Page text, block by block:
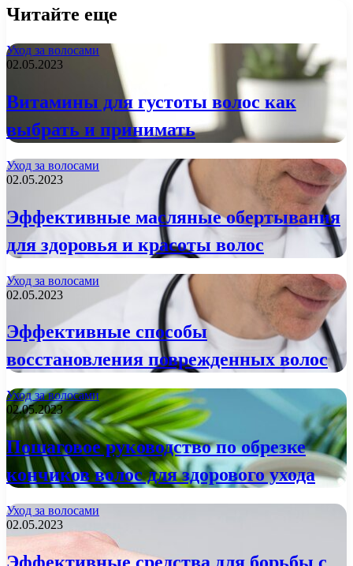
Читайте еще
Уход за волосами
02.05.2023
Витамины для густоты волос как
выбрать и принимать
Уход за волосами
02.05.2023
Эффективные масляные обертывания
для здоровья и красоты волос
Уход за волосами
02.05.2023
Эффективные способы
восстановления поврежденных волос
Уход за волосами
02.05.2023
Пошаговое руководство по обрезке
кончиков волос для здорового ухода
Уход за волосами
02.05.2023